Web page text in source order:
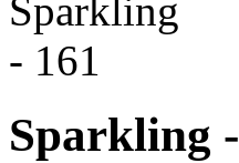
Sparkling